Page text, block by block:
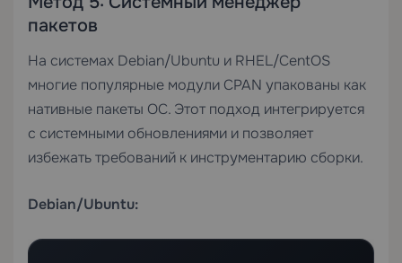
пакетов
На системах Debian/Ubuntu и RHEL/CentOS
многие популярные модули CPAN упакованы как
нативные пакеты ОС. Этот подход интегрируется
с системными обновлениями и позволяет
избежать требований к инструментарию сборки.
Debian/Ubuntu: